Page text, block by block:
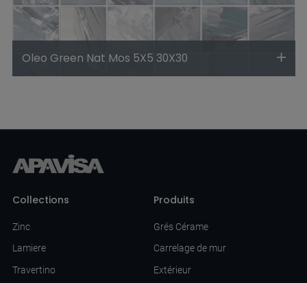
Oleo Green Nat Mos 5X5 30X30
Collections
Zinc
Lamiere
Travertino
Produits
Grés Cérame
Carrelage de mur
Extérieur